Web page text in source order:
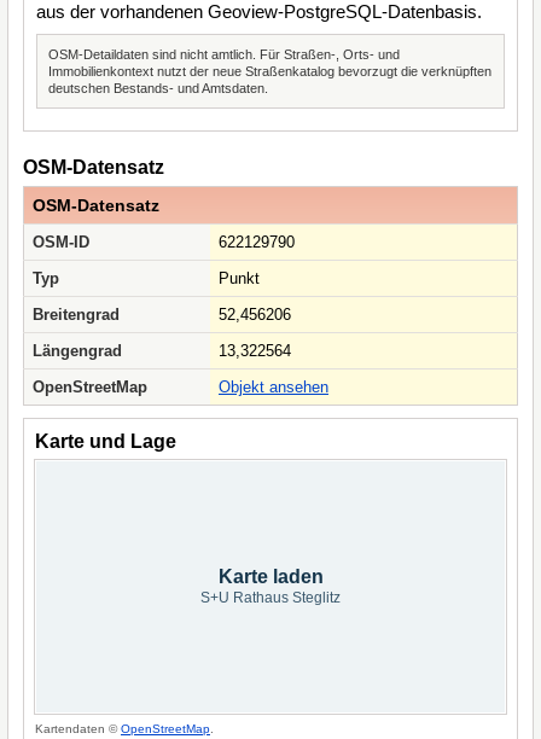
aus der vorhandenen Geoview-PostgreSQL-Datenbasis.
OSM-Detaildaten sind nicht amtlich. Für Straßen-, Orts- und
Immobilienkontext nutzt der neue Straßenkatalog bevorzugt die verknüpften
deutschen Bestands- und Amtsdaten.
OSM-Datensatz
OSM-Datensatz
OSM-ID
622129790
Typ
Punkt
Breitengrad
52,456206
Längengrad
13,322564
OpenStreetMap
Objekt ansehen
Karte und Lage
Karte laden
S+U Rathaus Steglitz
Kartendaten ©OpenStreetMap